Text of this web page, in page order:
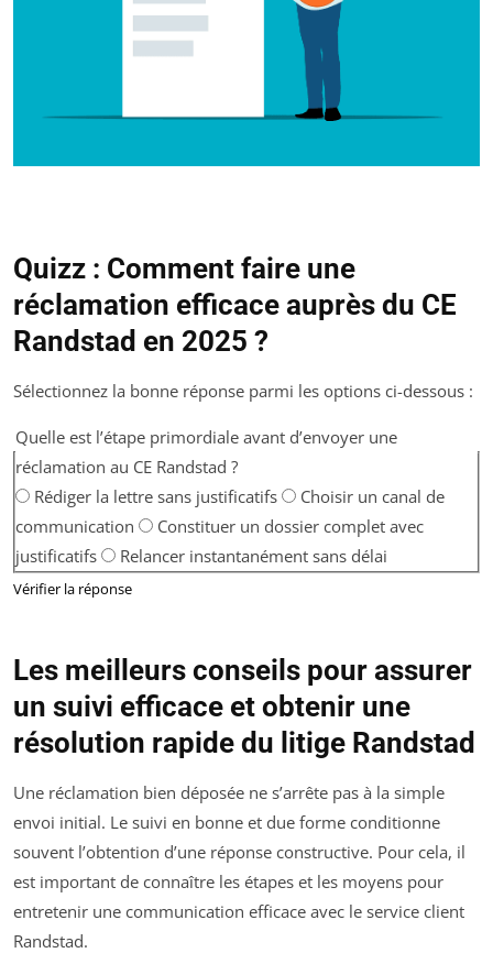
Quizz : Comment faire une
réclamation efficace auprès du CE
Randstad en 2025 ?
Sélectionnez la bonne réponse parmi les options ci-dessous :
Quelle est l’étape primordiale avant d’envoyer une
réclamation au CE Randstad ?
Rédiger la lettre sans justificatifs
Choisir un canal de
communication
Constituer un dossier complet avec
justificatifs
Relancer instantanément sans délai
Vérifier la réponse
Les meilleurs conseils pour assurer
un suivi efficace et obtenir une
résolution rapide du litige Randstad
Une réclamation bien déposée ne s’arrête pas à la simple
envoi initial. Le suivi en bonne et due forme conditionne
souvent l’obtention d’une réponse constructive. Pour cela, il
est important de connaître les étapes et les moyens pour
entretenir une communication efficace avec le service client
Randstad.